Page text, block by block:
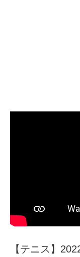
【テニス】